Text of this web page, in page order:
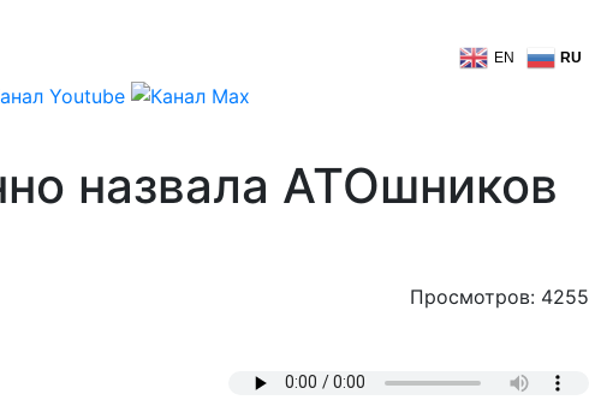
EN RU
назвала АТОшников
Просмотров: 4255